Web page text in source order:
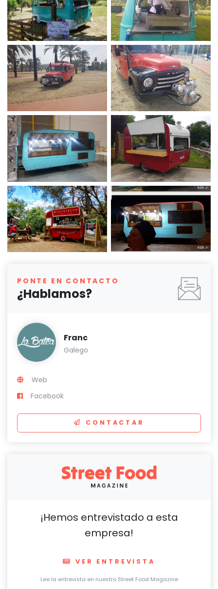
PONTE EN CONTACTO
¿Hablamos?
Franc
Galego
Web
Facebook
CONTACTAR
¡Hemos entrevistado a esta
empresa!
VER ENTREVISTA
Lee la entrevista en nuestro Street Food Magazine